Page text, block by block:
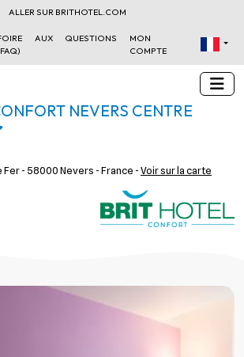
ALLER SUR BRITHOTEL.COM
AUX QUESTIONS
MON
COMPTE
NEVERS CENTRE
Fer - 58000 Nevers - France - Voir sur la carte